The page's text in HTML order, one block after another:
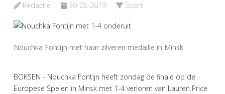
Redactie 30-06-2019 Sport
Nouchka Fontijn met haar zilveren medaille in Minsk
BOKSEN - Nouchka Fontijn heeft zondag de finale op de
Europese Spelen in Minsk met 1-4 verloren van Lauren Price